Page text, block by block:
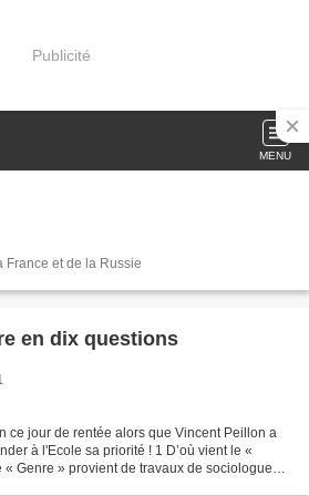
Publicité
MENU
France et de la Russie
en dix questions
ce jour de rentée alors que Vincent Peillon a
à l'Ecole sa priorité ! 1 D’où vient le «
« Genre » provient de travaux de sociologues